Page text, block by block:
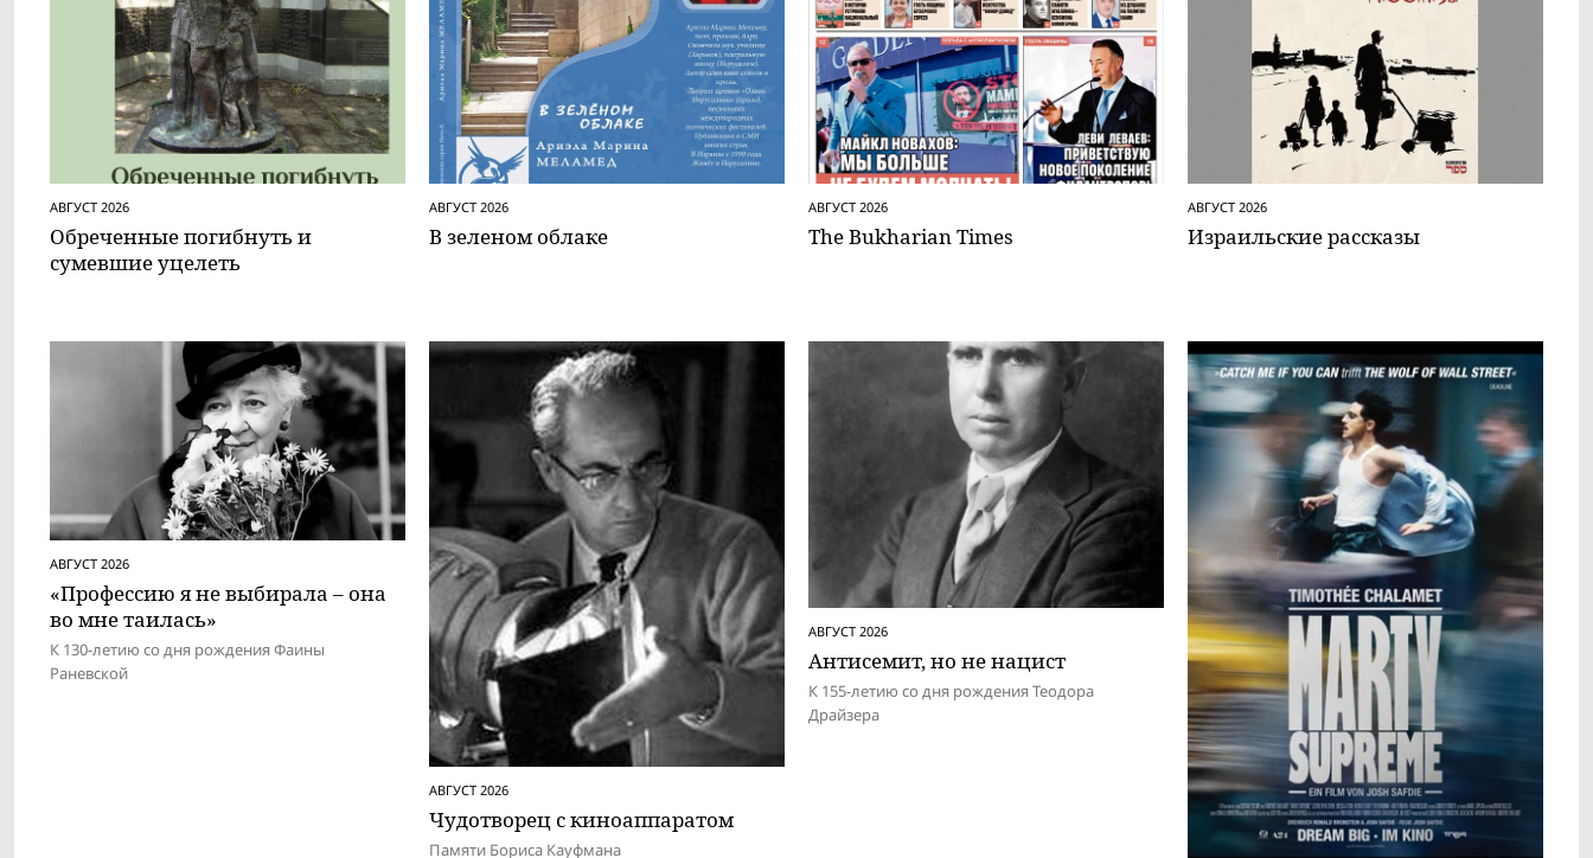
АВГУСТ 2026
Обреченные погибнуть и
сумевшие уцелеть
АВГУСТ 2026
В зеленом облаке
АВГУСТ 2026
The Bukharian Times
АВГУСТ 2026
Израильские рассказы
АВГУСТ 2026
«Профессию я не выбирала – она
во мне таилась»
К 130-летию со дня рождения Фаины
Раневской
АВГУСТ 2026
Чудотворец с киноаппаратом
Памяти Бориса Кауфмана
АВГУСТ 2026
Антисемит, но не нацист
К 155-летию со дня рождения Теодора
Драйзера